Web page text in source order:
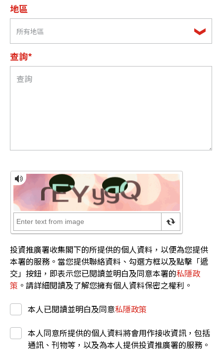
地區
所有地區
查詢*
投資推廣署收集閣下的所提供的個人資料，以便為您提供
本署的服務。當您提供聯絡資料、勾選方框以及點擊「遞
交」按鈕，即表示您已閱讀並明白及同意本署的私隱政
策 。請詳細閱讀及了解您擁有個人資料保密之權利。
本人已閱讀並明白及同意私隱政策
本人同意所提供的個人資料將會用作接收資訊，包括
通訊、刊物等，以及為本人提供投資推廣署的服務。